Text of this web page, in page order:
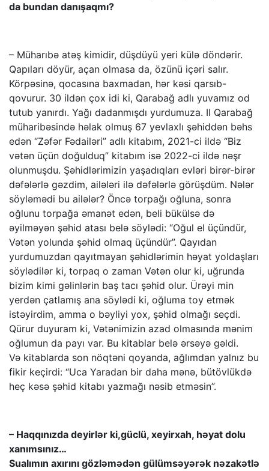
da bundan danışaqmı?
– Müharıbə atəş kimidir, düşdüyü yeri külə döndərir.
Qapıları döyür, açan olmasa da, özünü içəri salır.
Körpəsinə, qocasına baxmadan, hər kəsi qarsıb-
qovurur. 30 ildən çox idi ki, Qarabağ adlı yuvamız od
tutub yanırdı. Yağı dadanmışdı yurdumuza. II Qarabağ
müharibəsində həlak olmuş 67 yevlaxlı şəhiddən bəhs
edən “Zəfər Fədailəri” adlı kitabım, 2021-ci ildə “Biz
vətən üçün doğulduq” kitabım isə 2022-ci ildə nəşr
olunmuşdu. Şəhidlərimizin yaşadıqları evləri birər-birər
dəfələrlə gəzdim, ailələri ilə dəfələrlə görüşdüm. Nələr
söyləmədi bu ailələr? Öncə torpağı oğluna, sonra
oğlunu torpağa əmanət edən, beli bükülsə də
əyilməyən şəhid atası belə söylədi: “Oğul el üçündür,
Vətən yolunda şəhid olmaq üçündür”. Qayıdan
yurdumuzdan qayıtmayan şəhidlərimin həyat yoldaşları
söylədilər ki, torpaq o zaman Vətən olur ki, uğrunda
bizim kimi gəlinlərin baş tacı şəhid olur. Ürəyi min
yerdən çatlamış ana söylədi ki, oğluma toy etmək
istəyirdim, amma o bəyliyi yox, şəhid olmağı seçdi.
Qürur duyuram ki, Vətənimizin azad olmasında mənim
oğlumun da payı var. Bu kitablar belə ərsəyə gəldi.
Və kitablarda son nöqtəni qoyanda, ağlımdan yalnız bu
fikir keçirdi: “Uca Yaradan bir daha mənə, bütövlükdə
heç kəsə şəhid kitabı yazmağı nəsib etməsin”.
– Haqqınızda deyirlər ki,güclü, xeyirxah, həyat dolu
xanımsınız…
Sualımın axırını gözləmədən gülümsəyərək nəzakətlə